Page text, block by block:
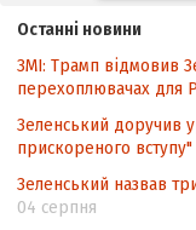
Угоди про
контексті
Аналіз
Останні новини
ЗМІ: Трамп відмовив
перехоплювачах для
Зеленський доручив
прискореного
Зеленський назвав
04 серпня